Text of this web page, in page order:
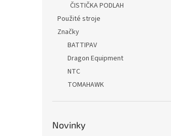
ČISTIČKA PODLAH
Použité stroje
Značky
BATTIPAV
Dragon Equipment
NTC
TOMAHAWK
Novinky